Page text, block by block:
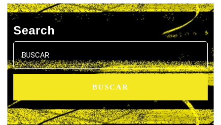
Search
Buscar: